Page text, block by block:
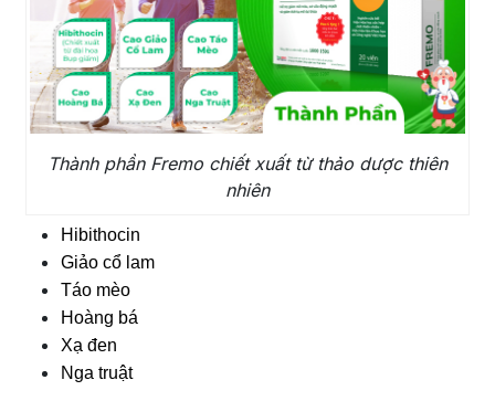
Thành phần Fremo chiết xuất từ thảo dược thiên
nhiên
Hibithocin
Giảo cổ lam
Táo mèo
Hoàng bá
Xạ đen
Nga truật